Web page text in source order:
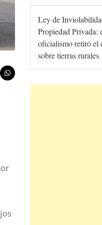
Ley de
Propiedad Privada:
oficialismo retiró el
sobre tierras rurales